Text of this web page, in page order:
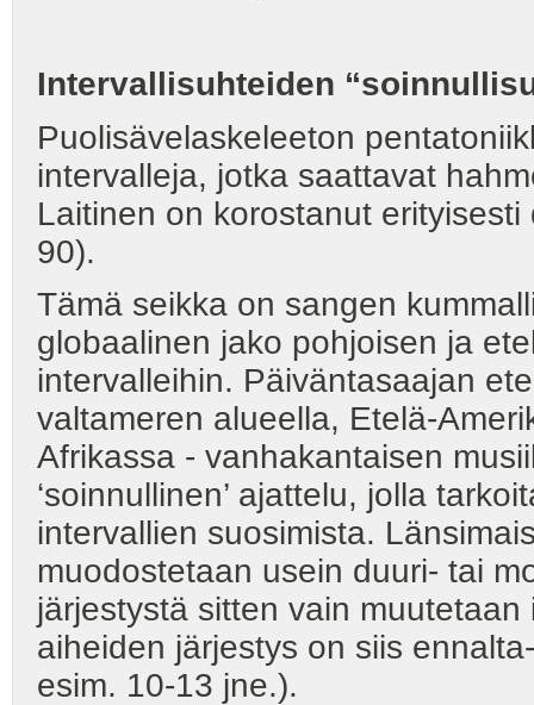
Intervallisuhteiden
Puolisävelaskeleeton
intervalleja, jotka saattavat
Laitinen on korostanut
90).
Tämä seikka on sangen
globaalinen jako pohjoisen ja
intervalleihin. Päiväntasaajan
valtameren alueella, Etelä-
Afrikassa - vanhakantaisen
‘soinnullinen’ ajattelu, jolla
intervallien suosimista.
muodostetaan usein duuri- tai
järjestystä sitten vain
aiheiden järjestys on siis
esim. 10-13 jne.).